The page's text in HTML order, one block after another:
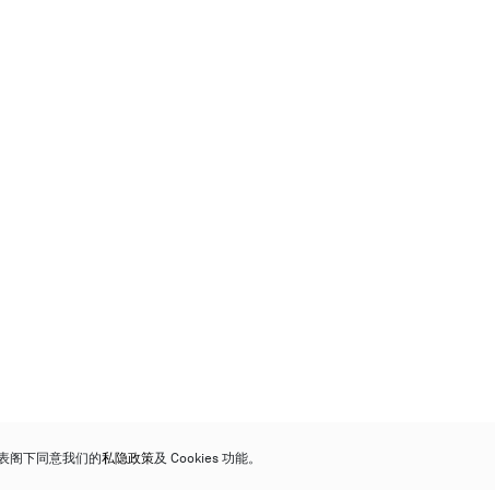
阁下同意我们的私隐政策及 Cookies 功能。